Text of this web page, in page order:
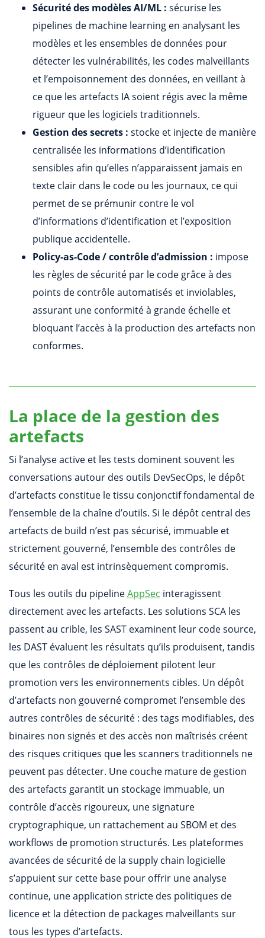
Sécurité des modèles AI/ML : sécurise les
pipelines de machine learning en analysant les
modèles et les ensembles de données pour
détecter les vulnérabilités, les codes malveillants
et l’empoisonnement des données, en veillant à
ce que les artefacts IA soient régis avec la même
rigueur que les logiciels traditionnels.
Gestion des secrets : stocke et injecte de manière
centralisée les informations d’identification
sensibles afin qu’elles n’apparaissent jamais en
texte clair dans le code ou les journaux, ce qui
permet de se prémunir contre le vol
d’informations d’identification et l’exposition
publique accidentelle.
Policy-as-Code / contrôle d’admission : impose
les règles de sécurité par le code grâce à des
points de contrôle automatisés et inviolables,
assurant une conformité à grande échelle et
bloquant l’accès à la production des artefacts non
conformes.
La place de la gestion des
artefacts
Si l’analyse active et les tests dominent souvent les
conversations autour des outils DevSecOps, le dépôt
d’artefacts constitue le tissu conjonctif fondamental de
l’ensemble de la chaîne d’outils. Si le dépôt central des
artefacts de build n’est pas sécurisé, immuable et
strictement gouverné, l’ensemble des contrôles de
sécurité en aval est intrinsèquement compromis.
Tous les outils du pipelineAppSec interagissent
directement avec les artefacts. Les solutions SCA les
passent au crible, les SAST examinent leur code source,
les DAST évaluent les résultats qu’ils produisent, tandis
que les contrôles de déploiement pilotent leur
promotion vers les environnements cibles. Un dépôt
d’artefacts non gouverné compromet l’ensemble des
autres contrôles de sécurité : des tags modifiables, des
binaires non signés et des accès non maîtrisés créent
des risques critiques que les scanners traditionnels ne
peuvent pas détecter. Une couche mature de gestion
des artefacts garantit un stockage immuable, un
contrôle d’accès rigoureux, une signature
cryptographique, un rattachement au SBOM et des
workflows de promotion structurés. Les plateformes
avancées de sécurité de la supply chain logicielle
s’appuient sur cette base pour offrir une analyse
continue, une application stricte des politiques de
licence et la détection de packages malveillants sur
tous les types d’artefacts.